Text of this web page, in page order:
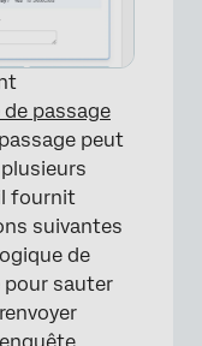
de passage
peut
fournit
suivantes
de
sauter